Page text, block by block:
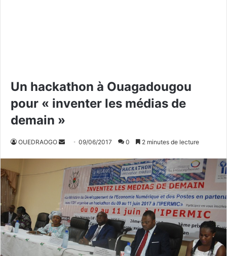
Un hackathon à Ouagadougou
pour « inventer les médias de
demain »
OUEDRAOGO
v
e
r
u
n
c
09/06/2017 0 2 minutes de lecture